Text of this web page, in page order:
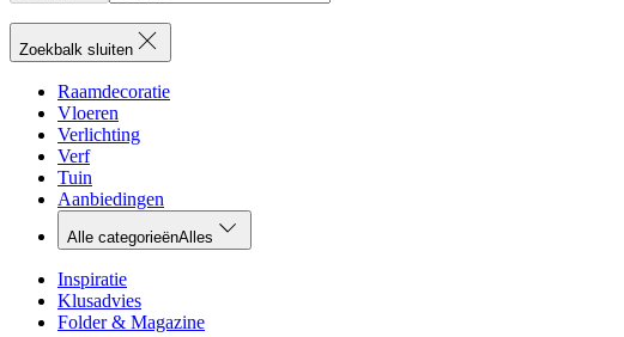
Zoekbalk sluiten
Raamdecoratie
Vloeren
Verlichting
Verf
Tuin
Aanbiedingen
Alle categorieënAlles
Inspiratie
Klusadvies
Folder & Magazine